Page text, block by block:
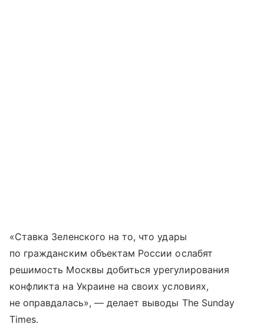
«Ставка Зеленского на то, что удары
по гражданским объектам России ослабят
решимость Москвы добиться урегулирования
конфликта на Украине на своих условиях,
не оправдалась», — делает выводы The Sunday
Times.